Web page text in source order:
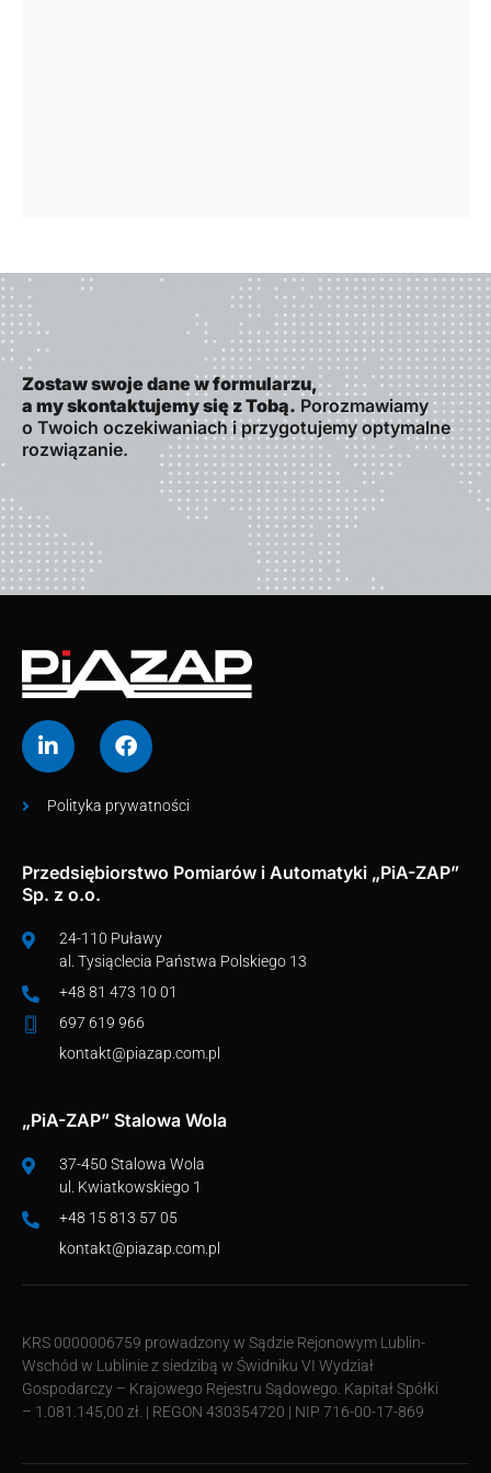
Zostaw swoje dane w formularzu,
a my skontaktujemy się z Tobą. Porozmawiamy
o Twoich oczekiwaniach i przygotujemy optymalne
rozwiązanie.
Polityka prywatności
Przedsiębiorstwo Pomiarów i Automatyki „PiA-ZAP”
Sp. z o.o.
24-110 Puławy
al. Tysiąclecia Państwa Polskiego 13
+48 81 473 10 01
697 619 966
kontakt@piazap.com.pl
„PiA-ZAP” Stalowa Wola
37-450 Stalowa Wola
ul. Kwiatkowskiego 1
+48 15 813 57 05
kontakt@piazap.com.pl
KRS 0000006759 prowadzony w Sądzie Rejonowym Lublin-
Wschód w Lublinie z siedzibą w Świdniku VI Wydział
Gospodarczy – Krajowego Rejestru Sądowego. Kapitał Spółki
– 1.081.145,00 zł. | REGON 430354720 | NIP 716-00-17-869